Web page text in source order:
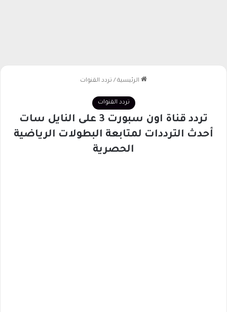
الرئيسية / تردد القنوات
تردد القنوات
تردد قناة اون سبورت 3 على النايل سات
أحدث الترددات لمتابعة البطولات الرياضية
الحصرية